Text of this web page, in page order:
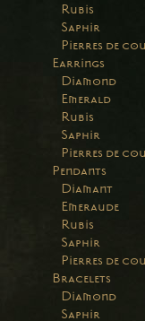
Rubis
Saphir
Pierres de
Earrings
Diamond
Emerald
Rubis
Saphir
Pierres de
Pendants
Diamant
Emeraude
Rubis
Saphir
Pierres de
Bracelets
Diamond
Saphir